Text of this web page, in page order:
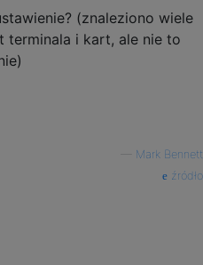
(znaleziono wiele
terminala i kart, ale nie to
Mark Bennett
źródło